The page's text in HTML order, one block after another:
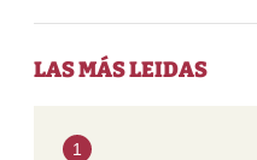
LAS MÁS LEIDAS
1